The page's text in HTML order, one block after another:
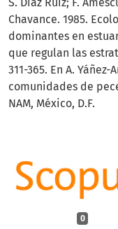
0
Chavance. 1985.
dominantes en
que regulan las
311-365. En A.
comunidades de
NAM, México, D.F.